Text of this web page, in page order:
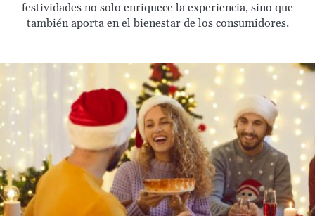
festividades no solo enriquece la experiencia, sino que
también aporta en el bienestar de los consumidores.